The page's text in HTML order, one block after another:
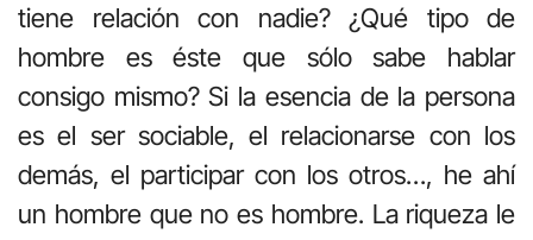
tiene relación con nadie? ¿Qué tipo de
hombre es éste que sólo sabe hablar
consigo mismo? Si la esencia de la persona
es el ser sociable, el relacionarse con los
demás, el participar con los otros…, he ahí
un hombre que no es hombre. La riqueza le